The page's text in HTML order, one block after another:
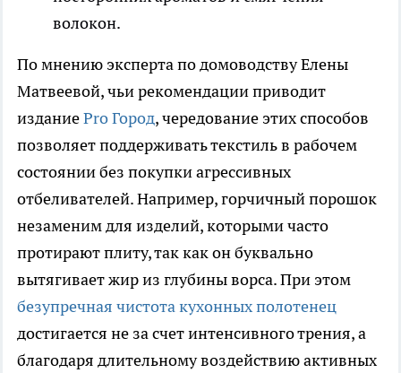
волокон.
По мнению эксперта по домоводству Елены
Матвеевой, чьи рекомендации приводит
изданиеPro Город, чередование этих способов
позволяет поддерживать текстиль в рабочем
состоянии без покупки агрессивных
отбеливателей. Например, горчичный порошок
незаменим для изделий, которыми часто
протирают плиту, так как он буквально
вытягивает жир из глубины ворса. При этом
безупречная чистота кухонных полотенец
достигается не за счет интенсивного трения, а
благодаря длительному воздействию активных